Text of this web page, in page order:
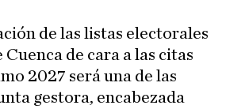
de las listas electorales
Cuenca de cara a las citas
2027 será una de las
gestora, encabezada